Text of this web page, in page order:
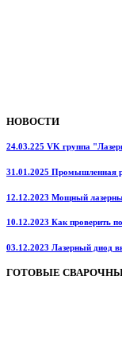
НОВОСТИ
24.03.225 VK группа
31.01.2025 Промышленная
12.12.2023 Мощный
10.12.2023 Как проверить
03.12.2023 Лазерный диод
ГОТОВЫЕ